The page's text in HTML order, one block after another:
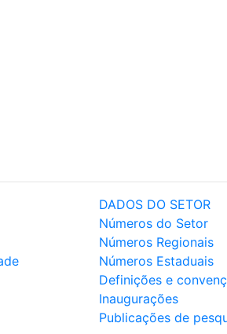
DADOS DO SETOR
Números do Setor
Números Regionais
Números Estaduais
Definições e
Inaugurações
Publicações de